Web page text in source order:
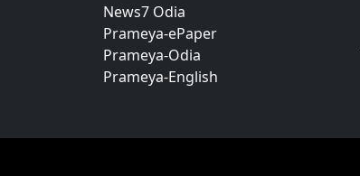
News7 Odia
Prameya-ePaper
Prameya-Odia
Prameya-English